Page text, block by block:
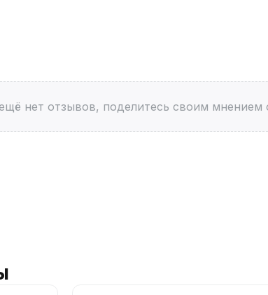
нет отзывов, поделитесь своим мнением